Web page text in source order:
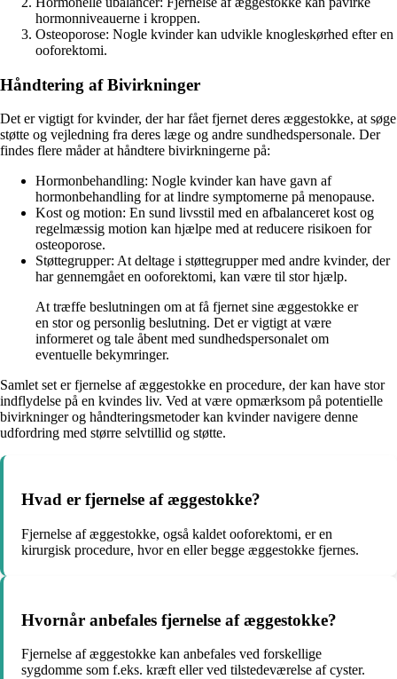
hormonniveauerne i kroppen.
Osteoporose: Nogle kvinder kan udvikle knogleskørhed efter en
ooforektomi.
Håndtering af Bivirkninger
Det er vigtigt for kvinder, der har fået fjernet deres æggestokke, at søge
støtte og vejledning fra deres læge og andre sundhedspersonale. Der
findes flere måder at håndtere bivirkningerne på:
Hormonbehandling: Nogle kvinder kan have gavn af
hormonbehandling for at lindre symptomerne på menopause.
Kost og motion: En sund livsstil med en afbalanceret kost og
regelmæssig motion kan hjælpe med at reducere risikoen for
osteoporose.
Støttegrupper: At deltage i støttegrupper med andre kvinder, der
har gennemgået en ooforektomi, kan være til stor hjælp.
At træffe beslutningen om at få fjernet sine æggestokke er
en stor og personlig beslutning. Det er vigtigt at være
informeret og tale åbent med sundhedspersonalet om
eventuelle bekymringer.
Samlet set er fjernelse af æggestokke en procedure, der kan have stor
indflydelse på en kvindes liv. Ved at være opmærksom på potentielle
bivirkninger og håndteringsmetoder kan kvinder navigere denne
udfordring med større selvtillid og støtte.
Hvad er fjernelse af æggestokke?
Fjernelse af æggestokke, også kaldet ooforektomi, er en
kirurgisk procedure, hvor en eller begge æggestokke fjernes.
Hvornår anbefales fjernelse af æggestokke?
Fjernelse af æggestokke kan anbefales ved forskellige
sygdomme som f.eks. kræft eller ved tilstedeværelse af cyster.